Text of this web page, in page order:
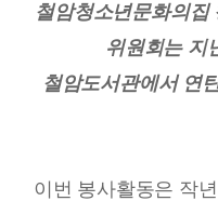
철암청소년문화의집
위원회는 지
철암도서관에서 연
이번 봉사활동은 작년